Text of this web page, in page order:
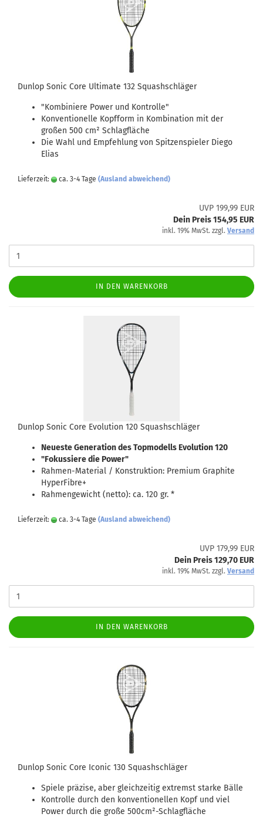
Dunlop Sonic Core Ultimate 132 Squashschläger
"Kombiniere Power und Kontrolle"
Konventionelle Kopfform in Kombination mit der
großen 500 cm² Schlagfläche
Die Wahl und Empfehlung von Spitzenspieler Diego
Elias
Lieferzeit: ca. 3-4 Tage (Ausland abweichend)
UVP 199,99 EUR
Dein Preis 154,95 EUR
inkl. 19% MwSt. zzgl. Versand
IN DEN WARENKORB
Dunlop Sonic Core Evolution 120 Squashschläger
Neueste Generation des Topmodells Evolution 120
"Fokussiere die Power"
Rahmen-Material / Konstruktion: Premium Graphite
HyperFibre+
Rahmengewicht (netto): ca. 120 gr. *
Lieferzeit: ca. 3-4 Tage (Ausland abweichend)
UVP 179,99 EUR
Dein Preis 129,70 EUR
inkl. 19% MwSt. zzgl. Versand
IN DEN WARENKORB
Dunlop Sonic Core Iconic 130 Squashschläger
Spiele präzise, aber gleichzeitig extremst starke Bälle
Kontrolle durch den konventionellen Kopf und viel
Power durch die große 500cm²-Schlagfläche